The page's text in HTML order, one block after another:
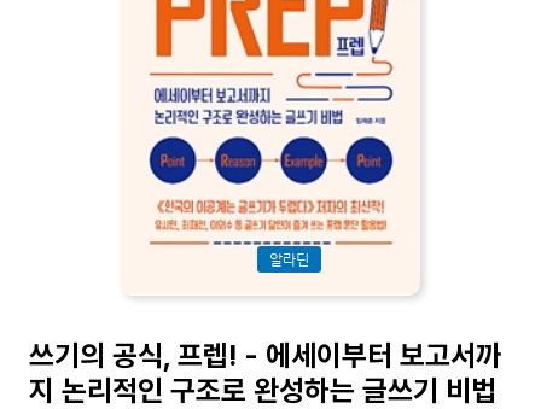
알라딘
쓰기의 공식, 프렙! - 에세이부터 보고서까
지 논리적인 구조로 완성하는 글쓰기 비법